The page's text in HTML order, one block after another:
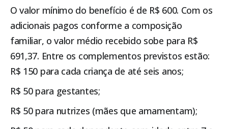
O valor mínimo do benefício é de R$ 600. Com os
adicionais pagos conforme a composição
familiar, o valor médio recebido sobe para R$
691,37. Entre os complementos previstos estão:
R$ 150 para cada criança de até seis anos;
R$ 50 para gestantes;
R$ 50 para nutrizes (mães que amamentam);